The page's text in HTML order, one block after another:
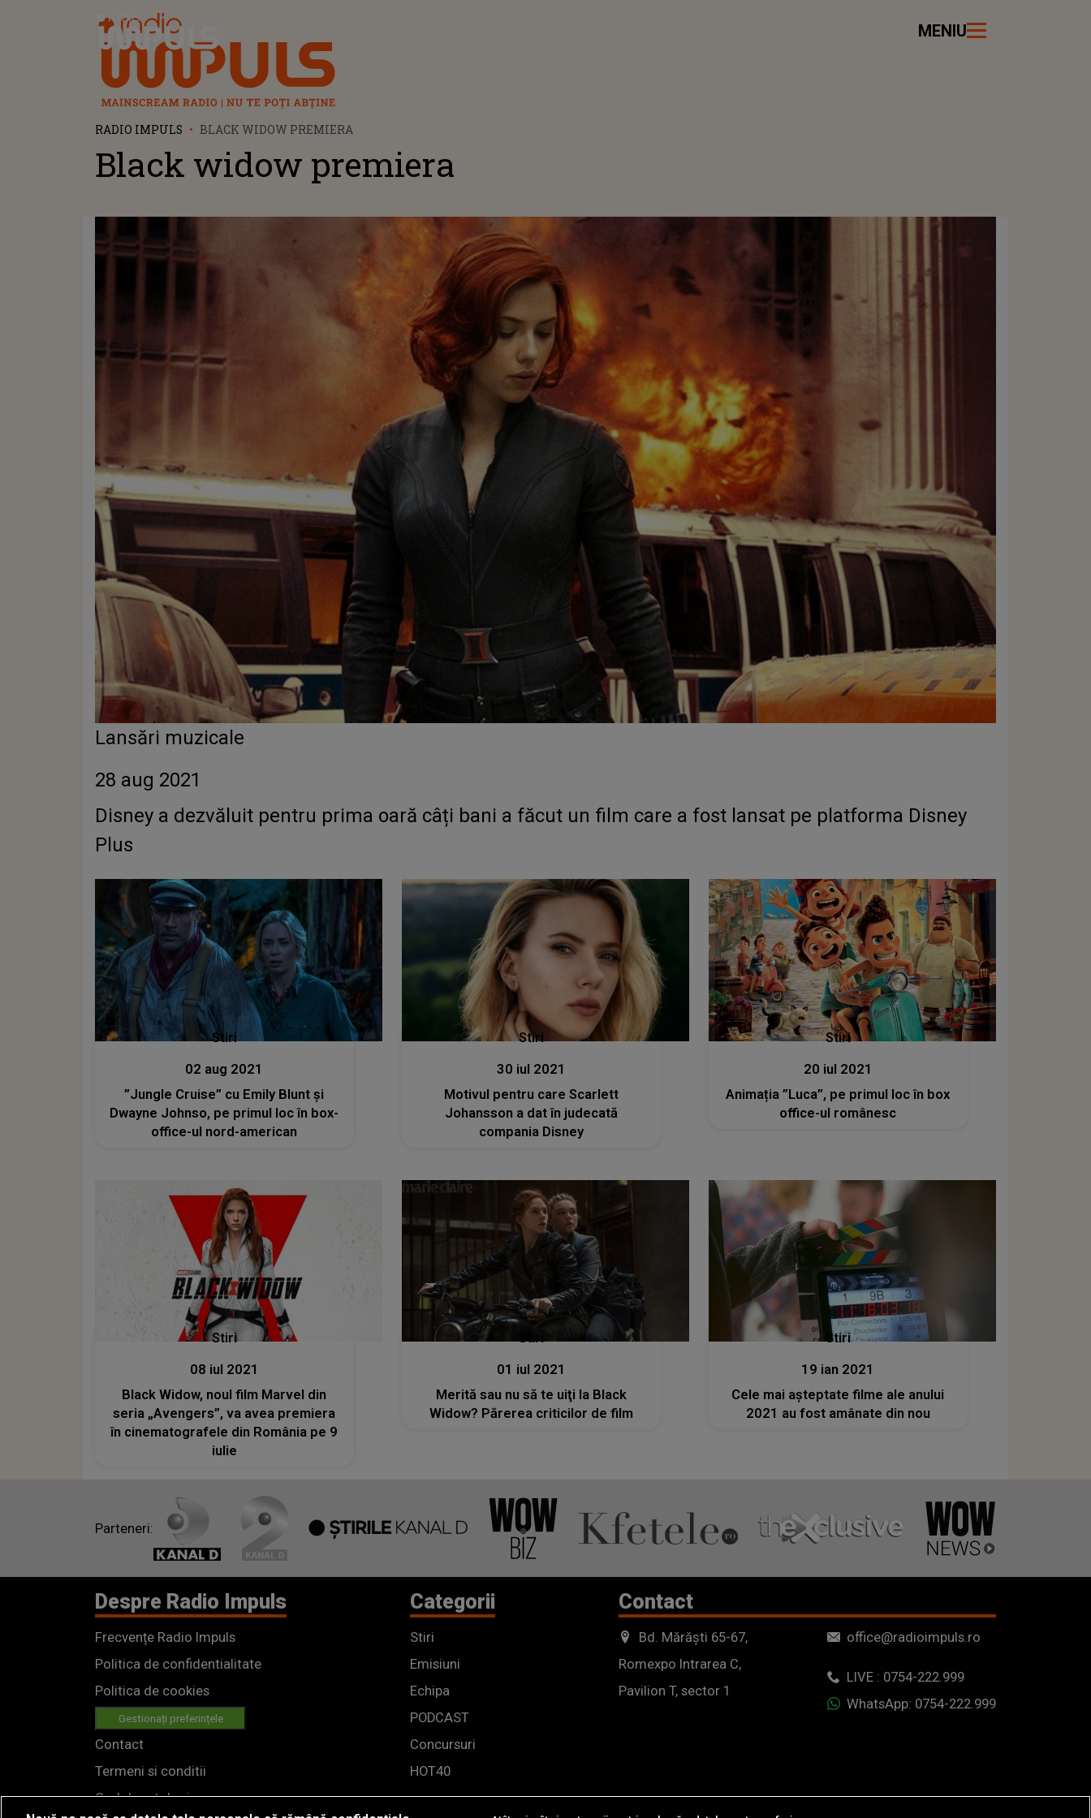
Radio Impuls MENIU
RADIO IMPULS BLACK WIDOW PREMIERA
Black widow premiera
Lansări muzicale
28 aug 2021
Disney a dezvăluit pentru prima oară câți bani a făcut un film care a fost lansat pe platforma Disney
Plus
Stiri
02 aug 2021
”Jungle Cruise” cu Emily Blunt şi
Dwayne Johnso, pe primul loc în box-
office-ul nord-american
Stiri
30 iul 2021
Motivul pentru care Scarlett
Johansson a dat în judecată
compania Disney
Stiri
20 iul 2021
Animația ”Luca”, pe primul loc în box
office-ul românesc
Stiri
08 iul 2021
Black Widow, noul film Marvel din
seria „Avengers”, va avea premiera
în cinematografele din România pe 9
iulie
Stiri
01 iul 2021
Merită sau nu să te uiţi la Black
Widow? Părerea criticilor de film
Stiri
19 ian 2021
Cele mai așteptate filme ale anului
2021 au fost amânate din nou
Parteneri:
Despre Radio Impuls
Frecvențe Radio Impuls
Politica de confidentialitate
Politica de cookies
Gestionați preferințele
Contact
Termeni si conditii
Cod deontologic
Categorii
Stiri
Emisiuni
Echipa
PODCAST
Concursuri
HOT40
Contact
Bd. Mărăști 65-67,
Romexpo Intrarea C,
Pavilion T, sector 1
office@radioimpuls.ro
LIVE : 0754-222.999
WhatsApp: 0754-222.999